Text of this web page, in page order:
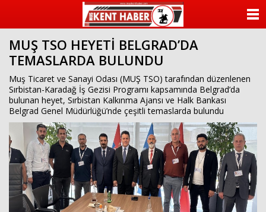
MUŞ TSO HEYETİ BELGRAD’DA
TEMASLARDA BULUNDU
Muş Ticaret ve Sanayi Odası (MUŞ TSO) tarafından düzenlenen
Sırbistan-Karadağ İş Gezisi Programı kapsamında Belgrad’da
bulunan heyet, Sırbistan Kalkınma Ajansı ve Halk Bankası
Belgrad Genel Müdürlüğü’nde çeşitli temaslarda bulundu
ANASAYFA
KATEGORİLER
ANKETLER
FOTO GALERİ
VİDEO GALERİ
KÜNYE